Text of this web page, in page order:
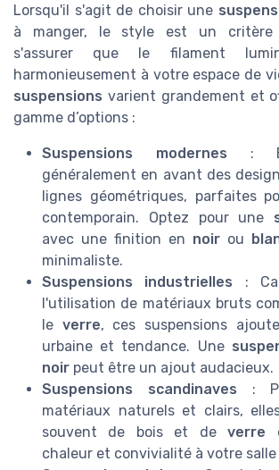
Lorsqu'il s'agit de choisir une
à manger, le style est un critère
s'assurer que le filament
harmonieusement à votre espace de
suspensions varient grandement et
gamme d’options :
Suspensions modernes :
généralement en avant des
lignes géométriques, parfaites
contemporain. Optez pour une
avec une finition en noir ou
minimaliste.
Suspensions industrielles :
l'utilisation de matériaux bruts
le verre, ces suspensions
urbaine et tendance. Une
noir peut être un ajout audacieux.
Suspensions scandinaves :
matériaux naturels et clairs,
souvent de bois et deverre
chaleur et convivialité à votre salle